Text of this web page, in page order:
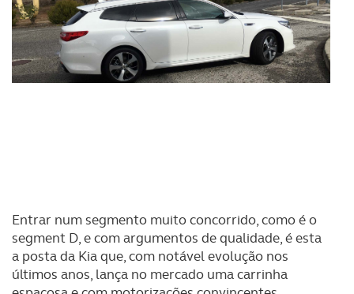
Entrar num segmento muito concorrido, como é o
segment D, e com argumentos de qualidade, é esta
a posta da Kia que, com notável evolução nos
últimos anos, lança no mercado uma carrinha